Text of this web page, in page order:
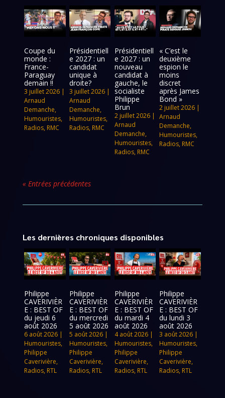
Coupe du
monde :
France-
Paraguay
demain !!
3 juillet 2026 |
Arnaud
Demanche,
Humouristes,
Radios, RMC
Présidentiell
e 2027 : un
candidat
unique à
droite?
3 juillet 2026|
Arnaud
Demanche,
Humouristes,
Radios, RMC
Présidentiell
e 2027 : un
nouveau
candidat à
gauche, le
socialiste
Philippe
Brun
2 juillet 2026|
Arnaud
Demanche,
Humouristes,
Radios, RMC
« C’est le
deuxième
espion le
moins
discret
après James
Bond »
2 juillet 2026 |
Arnaud
Demanche,
Humouristes,
Radios, RMC
« Entrées précédentes
Les dernières chroniques disponibles
Philippe
CAVERIVIÈR
E : BEST OF
du jeudi 6
août 2026
6 août 2026 |
Humouristes,
Philippe
Caverivière,
Radios, RTL
Philippe
CAVERIVIÈR
E : BEST OF
du mercredi
5 août 2026
5 août 2026|
Humouristes,
Philippe
Caverivière,
Radios, RTL
Philippe
CAVERIVIÈR
E : BEST OF
du mardi 4
août 2026
4 août 2026|
Humouristes,
Philippe
Caverivière,
Radios, RTL
Philippe
CAVERIVIÈR
E : BEST OF
du lundi 3
août 2026
3 août 2026 |
Humouristes,
Philippe
Caverivière,
Radios, RTL